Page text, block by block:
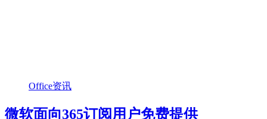
Office资讯
微软面向365订阅用户免费提供